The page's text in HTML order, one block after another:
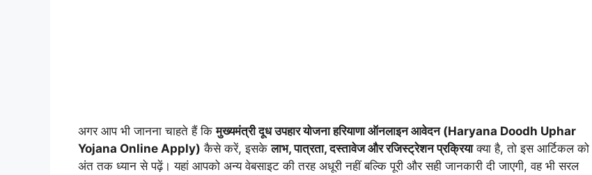
अगर आप भी जानना चाहते हैं किमुख्यमंत्री दूध उपहार योजना हरियाणा ऑनलाइन आवेदन (Haryana Doodh Uphar
Yojana Online Apply) कैसे करें, इसकेलाभ, पात्रता, दस्तावेज और रजिस्ट्रेशन प्रक्रियाक्या है, तो इस आर्टिकल को
अंत तक ध्यान से पढ़ें। यहां आपको अन्य वेबसाइट की तरह अधूरी नहीं बल्कि पूरी और सही जानकारी दी जाएगी, वह भी सरल